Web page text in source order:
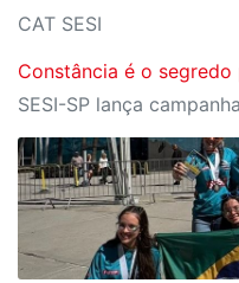
CAT SESI
Constância é o